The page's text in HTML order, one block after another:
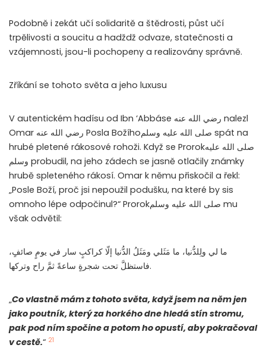
Podobně i zekát učí solidaritě a štědrosti, půst učí
trpělivosti a soucitu a hadždž odvaze, statečnosti a
vzájemnosti, jsou-li pochopeny a realizovány správně.
Zříkání se tohoto světa a jeho luxusu
V autentickém hadísu od Ibn ‘Abbáse رضي الله عنه nalezl
Omar رضي الله عنه Posla Božíhoصلى الله عليه وسلم spát na
hrubé pletené rákosové rohoži. Když se Prorokصلى الله عليه
وسلم probudil, na jeho zádech se jasně otlačily známky
hrubě spleteného rákosí. Omar k němu přiskočil a řekl:
„Posle Boží, proč jsi nepoužil podušku, na které by sis
omnoho lépe odpočinul?“ Prorokصلى الله عليه وسلم mu
však odvětil:
ما لي ولِلدُّنيا، ما مَثَلي ومَثَلُ الدُّنيا إلّا كراكبٍ سار في يومٍ صائفٍ،
فاستظلَّ تحت شجرةٍ ساعةً ثمَّ راح وتركها.
„Co vlastně mám z tohoto světa, když jsem na něm jen
jako poutník, který za horkého dne hledá stín stromu,
pak pod ním spočine a potom ho opustí, aby pokračoval
v cestě.“ 21